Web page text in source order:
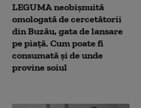
LEGUMA neobișnuită
omologată de cercetătorii
din Buzău, gata de lansare
pe piață. Cum poate fi
consumată și de unde
provine soiul